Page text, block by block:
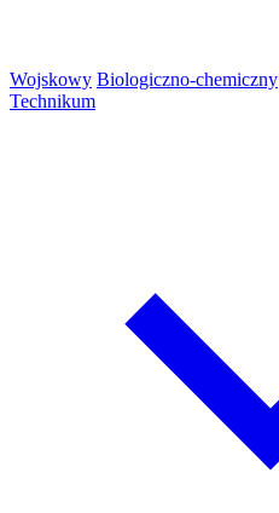
Wojskowy Biologiczno-chemiczny
Technikum